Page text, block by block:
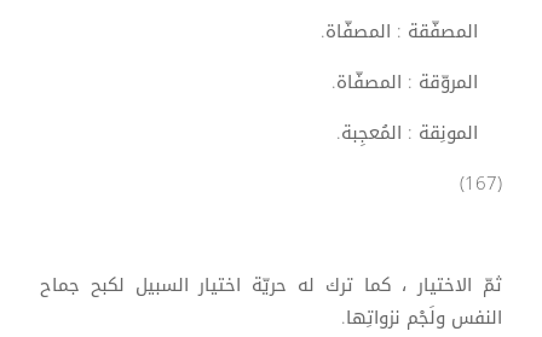
المصفّقة : المصفّاة.
المروّقة : المصفّاة.
المونِقة : المُعجِبة.
(167)
ثمّ الاختيار ، كما ترك له حريّة اختيار السبيل لكبح جماح
النفس ولَجْم نزواتِها.